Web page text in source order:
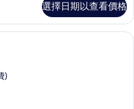
選擇日期以查看價格
時尚豪華雙人套房C | 1 間臥室、高級
)